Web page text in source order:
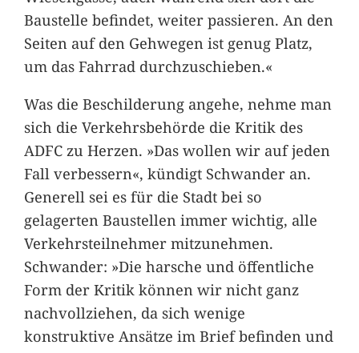
Baustelle befindet, weiter passieren. An den
Seiten auf den Gehwegen ist genug Platz,
um das Fahrrad durchzuschieben.«
Was die Beschilderung angehe, nehme man
sich die Verkehrsbehörde die Kritik des
ADFC zu Herzen. »Das wollen wir auf jeden
Fall verbessern«, kündigt Schwander an.
Generell sei es für die Stadt bei so
gelagerten Baustellen immer wichtig, alle
Verkehrsteilnehmer mitzunehmen.
Schwander: »Die harsche und öffentliche
Form der Kritik können wir nicht ganz
nachvollziehen, da sich wenige
konstruktive Ansätze im Brief befinden und